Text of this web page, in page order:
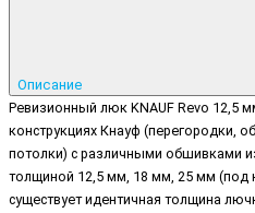
Описание
Ревизионный люк KNAUF Revo 12,5
конструкциях Кнауф (перегородки,
потолки) с различными обшивками
толщиной 12,5 мм, 18 мм, 25 мм
существует идентичная толщина